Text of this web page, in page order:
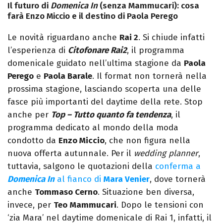
Il futuro di Domenica In(senza Mammucari): cosa
farà Enzo Miccio e il destino di Paola Perego
Le novità riguardano anche Rai 2. Si chiude infatti
l’esperienza di Citofonare Rai2, il programma
domenicale guidato nell’ultima stagione da Paola
Perego e Paola Barale. Il format non tornerà nella
prossima stagione, lasciando scoperta una delle
fasce più importanti del daytime della rete. Stop
anche per Top – Tutto quanto fa tendenza, il
programma dedicato al mondo della moda
condotto da Enzo Miccio, che non figura nella
nuova offerta autunnale. Per il wedding planner,
tuttavia, salgono le quotazioni della conferma a
Domenica Inal fianco di Mara Venier, dove tornerà
anche Tommaso Cerno. Situazione ben diversa,
invece, per Teo Mammucari. Dopo le tensioni con
‘zia Mara’ nel daytime domenicale di Rai 1, infatti, il